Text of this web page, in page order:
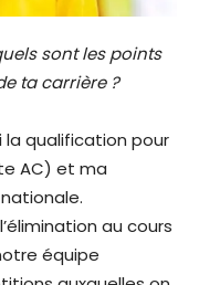
sont les points
ta carrière ?
la qualification pour
AC) et ma
au cours
équipe